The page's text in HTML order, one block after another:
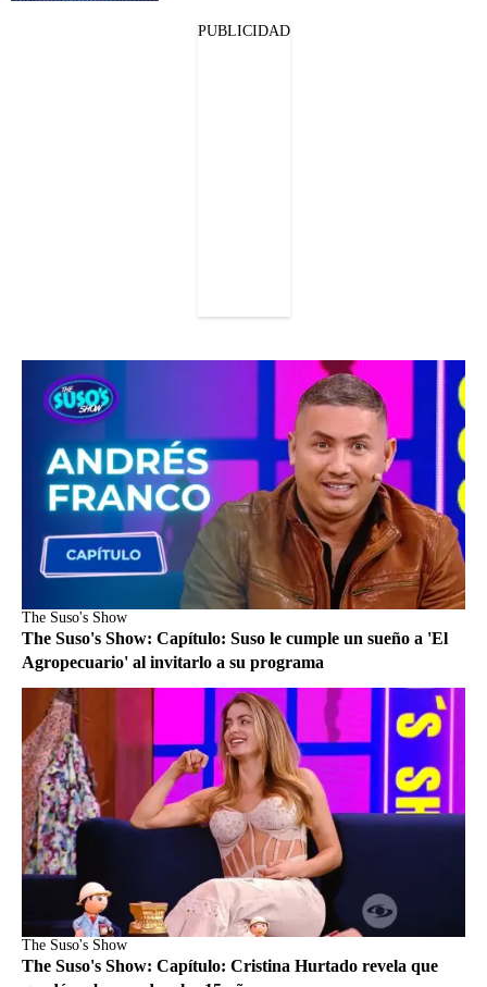
PUBLICIDAD
The Suso's Show
The Suso's Show: Capítulo: Suso le cumple un sueño a 'El
Agropecuario' al invitarlo a su programa
The Suso's Show
The Suso's Show: Capítulo: Cristina Hurtado revela que